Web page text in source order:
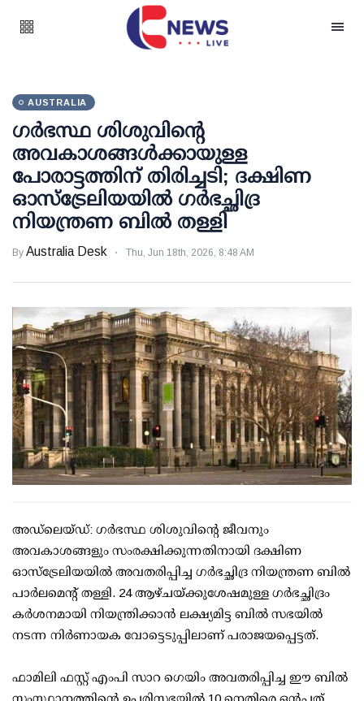
AUSTRALIA
ഗർഭസ്ഥ ശിശുവിന്റെ
അവകാശങ്ങൾക്കായുള്ള
പോരാട്ടത്തിന് തിരിച്ചടി; ദക്ഷിണ
ഓസ്‌ട്രേലിയയിൽ ഗർഭച്ഛിദ്ര
നിയന്ത്രണ ബിൽ തള്ളി
By Australia Desk Thu, Jun 18th, 2026, 8:48 AM
അഡ്‌ലെയ്ഡ്: ഗർഭസ്ഥ ശിശുവിന്റെ ജീവനും
അവകാശങ്ങളും സംരക്ഷിക്കുന്നതിനായി ദക്ഷിണ
ഓസ്‌ട്രേലിയയിൽ അവതരിപ്പിച്ച ഗർഭച്ഛിദ്ര നിയന്ത്രണ ബിൽ
പാർലമെന്റ് തള്ളി. 24 ആഴ്ചയ്‌ക്കുശേഷമുള്ള ഗർഭച്ഛിദ്രം
കർശനമായി നിയന്ത്രിക്കാൻ ലക്ഷ്യമിട്ട ബിൽ സഭയിൽ
നടന്ന നിർണായക വോട്ടെടുപ്പിലാണ് പരാജയപ്പെട്ടത്.
ഫാമിലി ഫസ്റ്റ് എംപി സാറ ഗെയിം അവതരിപ്പിച്ച ഈ ബിൽ